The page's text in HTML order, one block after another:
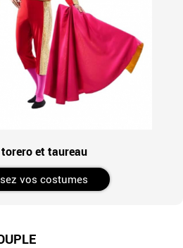
torero et taureau
vos costumes